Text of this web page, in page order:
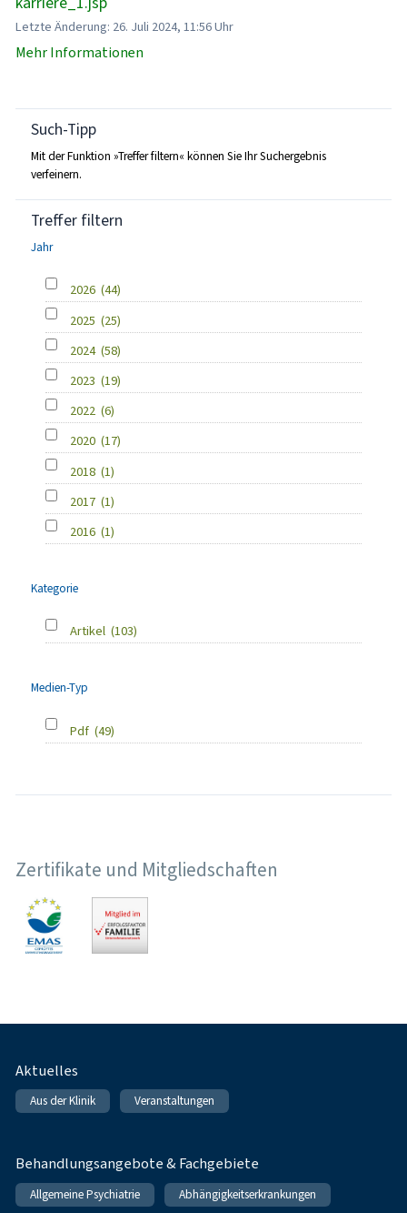
Letzte Änderung: 26. Juli 2024, 11:56 Uhr
Mehr Informationen
Such-Tipp
Mit der Funktion »Treffer filtern« können Sie Ihr Suchergebnis
verfeinern.
Treffer filtern
Jahr
2026 (44)
2025 (25)
2024 (58)
2023 (19)
2022 (6)
2020 (17)
2018 (1)
2017 (1)
2016 (1)
Kategorie
Artikel (103)
Medien-Typ
Pdf (49)
Zertifikate und Mitgliedschaften
Fußnavigation
Aktuelles
Aus der Klinik Veranstaltungen
Behandlungsangebote & Fachgebiete
Allgemeine Psychiatrie Abhängigkeitserkrankungen